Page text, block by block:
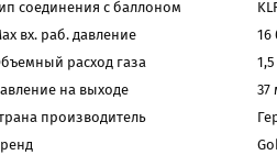
соединения с баллоном
вх. раб. давление
16
расход газа
на выходе
37
производитель